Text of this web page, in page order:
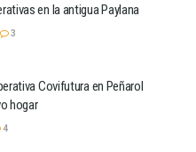
en la antigua Paylana
3
Covifutura en Peñarol
hogar
4